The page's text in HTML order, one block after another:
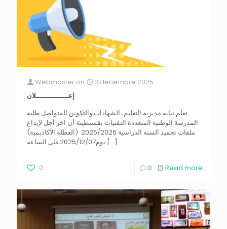
Webmaster on
3 décembre 2025
إعــــــــــــــــلان
تعلم نيابة مديرية التعليم، الشهادات والتكوين المتواصل طلبة
المدرسة الوطنية المتعددة التقنيات بقسنطينة أن اخر أجل لإيداع
ملفات تجميد السنه الدراسية 2025/2026 (العطلة الأكاديمية)
يوم2025/12/07على الساعة […]
0 0 Read more